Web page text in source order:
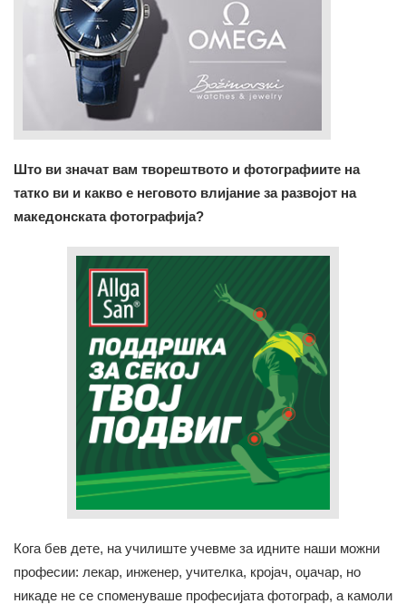
Што ви значат вам творештвото и фотографиите на
татко ви и какво е неговото влијание за развојот на
македонската фотографија?
Кога бев дете, на училиште учевме за идните наши можни
професии: лекар, инженер, учителка, кројач, оџачар, но
никаде не се споменуваше професијата фотограф, а камоли